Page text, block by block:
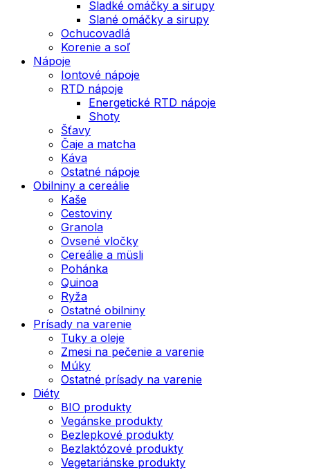
Sladké omáčky a sirupy
Slané omáčky a sirupy
Ochucovadlá
Korenie a soľ
Nápoje
Iontové nápoje
RTD nápoje
Energetické RTD nápoje
Shoty
Šťavy
Čaje a matcha
Káva
Ostatné nápoje
Obilniny a cereálie
Kaše
Cestoviny
Granola
Ovsené vločky
Cereálie a müsli
Pohánka
Quinoa
Ryža
Ostatné obilniny
Prísady na varenie
Tuky a oleje
Zmesi na pečenie a varenie
Múky
Ostatné prísady na varenie
Diéty
BIO produkty
Vegánske produkty
Bezlepkové produkty
Bezlaktózové produkty
Vegetariánske produkty